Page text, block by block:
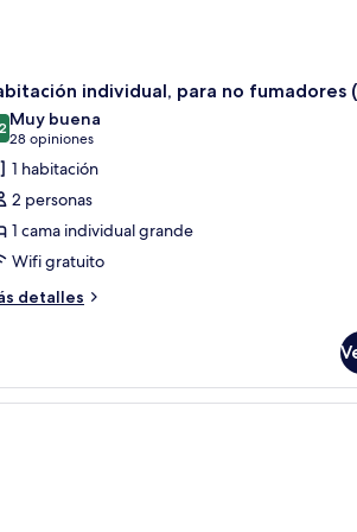
individual, para no fumadores
de 10
Muy buena
28 opiniones
(28
opiniones)
1 habitación
2 personas
1 cama individual grande
Wifi gratuito
detalles